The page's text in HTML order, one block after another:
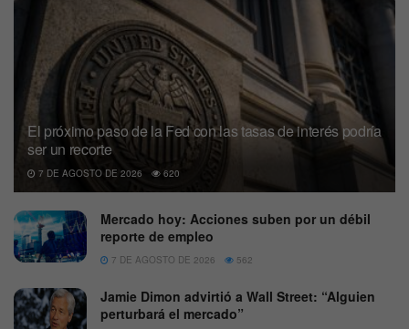
El próximo paso de la Fed con las tasas de interés podría
ser un recorte
7 DE AGOSTO DE 2026 620
Mercado hoy: Acciones suben por un débil
reporte de empleo
7 DE AGOSTO DE 2026 562
Jamie Dimon advirtió a Wall Street: “Alguien
perturbará el mercado”